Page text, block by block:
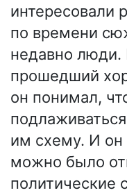
интересовали
по времени
недавно люди.
прошедший
он понимал,
им схему. И он
можно было
политические